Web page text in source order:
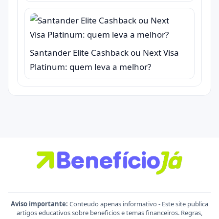
Santander Elite Cashback ou Next Visa
Platinum: quem leva a melhor?
Aviso importante: Conteudo apenas informativo - Este site publica
artigos educativos sobre beneficios e temas financeiros. Regras,